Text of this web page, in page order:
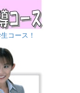
コース！